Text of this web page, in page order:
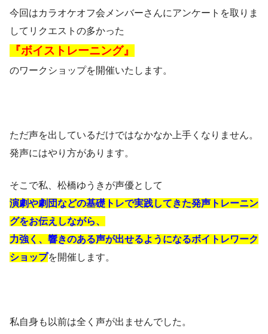
今回はカラオケオフ会メンバーさんにアンケートを取りま
してリクエストの多かった
『ボイストレーニング』
のワークショップを開催いたします。
ただ声を出しているだけではなかなか上手くなりません。
発声にはやり方があります。
そこで私、松橋ゆうきが声優として
演劇や劇団などの基礎トレで実践してきた発声トレーニン
グをお伝えしながら、
力強く、響きのある声が出せるようになるボイトレワーク
ショップを開催します。
私自身も以前は全く声が出ませんでした。